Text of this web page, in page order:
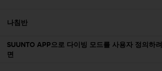
나침반
SUUNTO APP으로 다이빙 모드를 사용자 정의하려
면